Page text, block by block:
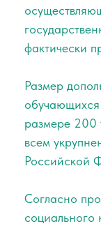
фактически
Размер
обучающихся
размере 200
всем
Российской
Согласно
социального